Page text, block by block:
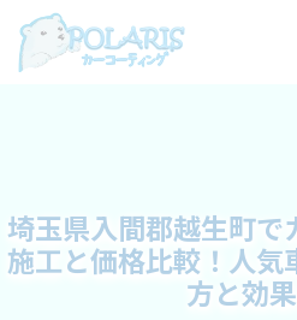
埼玉県入間郡越生町で
施工と価格比較！人
方と効